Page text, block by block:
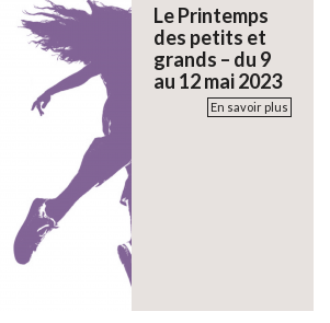
Le Printemps
des petits et
grands – du 9
au 12 mai 2023
En savoir plus